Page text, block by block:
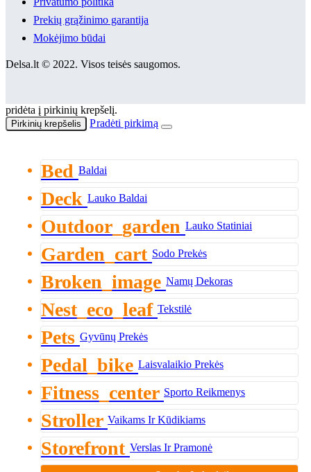
Prekių grąžinimo garantija
Mokėjimo būdai
Delsa.lt © 2022. Visos teisės saugomos.
pridėta į pirkinių krepšelį.
Pirkinių krepšelis Pradėti pirkimą
Bed Baldai
Deck Lauko Baldai
Outdoor_garden Lauko Statiniai
Garden_cart Sodo Prekės
Broken_image Namų Dekoras
Nest_eco_leaf Tekstilė
Pets Gyvūnų Prekės
Pedal_bike Laisvalaikio Prekės
Fitness_center Sporto Reikmenys
Stroller Vaikams Ir Kūdikiams
Storefront Verslas Ir Pramonė